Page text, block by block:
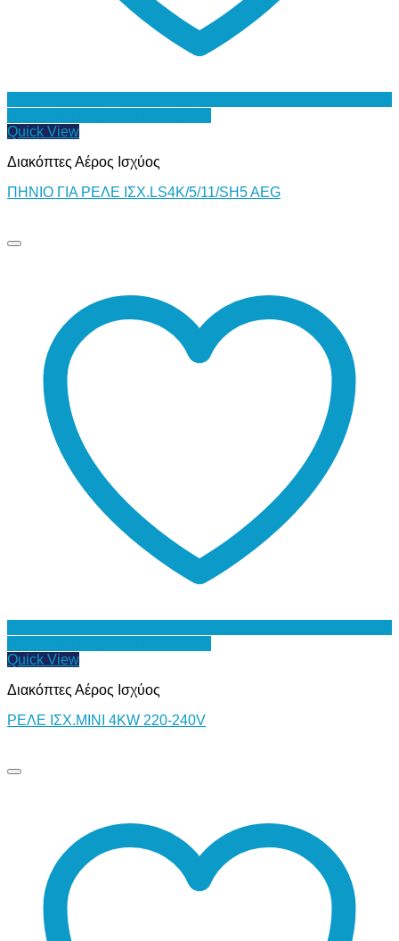
Quick View
Διακόπτες Αέρος Ισχύος
ΠΗΝΙΟ ΓΙΑ ΡΕΛΕ ΙΣΧ.LS4K/5/11/SH5 AEG
Quick View
Διακόπτες Αέρος Ισχύος
ΡΕΛΕ ΙΣΧ.ΜΙΝΙ 4KW 220-240V